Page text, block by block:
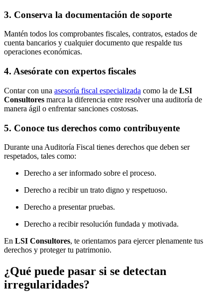
3. Conserva la documentación de soporte
Mantén todos los comprobantes fiscales, contratos, estados de
cuenta bancarios y cualquier documento que respalde tus
operaciones económicas.
4. Asesórate con expertos fiscales
Contar con una asesoría fiscal especializada como la de LSI
Consultores marca la diferencia entre resolver una auditoría de
manera ágil o enfrentar sanciones costosas.
5. Conoce tus derechos como contribuyente
Durante una Auditoría Fiscal tienes derechos que deben ser
respetados, tales como:
Derecho a ser informado sobre el proceso.
Derecho a recibir un trato digno y respetuoso.
Derecho a presentar pruebas.
Derecho a recibir resolución fundada y motivada.
En LSI Consultores, te orientamos para ejercer plenamente tus
derechos y proteger tu patrimonio.
¿Qué puede pasar si se detectan
irregularidades?